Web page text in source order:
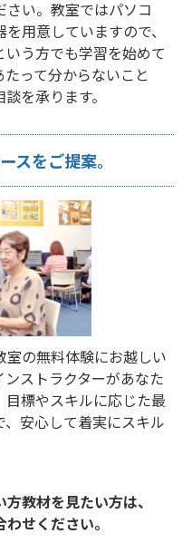
い。教室ではパソコ
用意していますので、
う方でも学習を始めて
って分からないこと
を承ります。
スをご提案。
の無料体験にお越しい
ストラクターがあなた
標やスキルに応じた最
安心して着実にスキル
教材を見たい方は、
せください。